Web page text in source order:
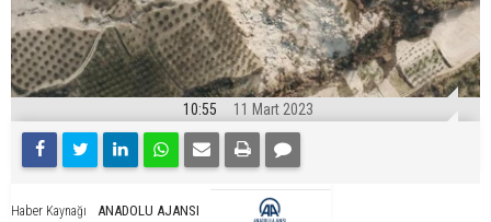
10:55 11 Mart 2023
Haber Kaynağı ANADOLU AJANSI